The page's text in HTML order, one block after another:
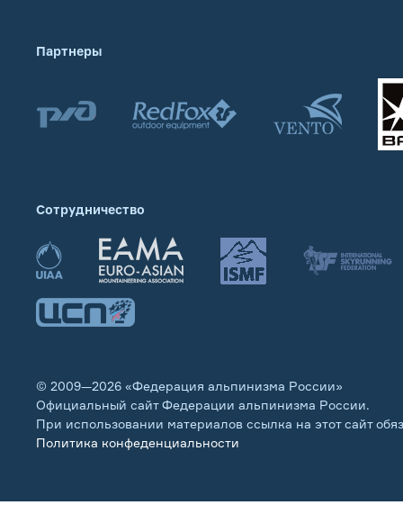
Партнеры
Сотрудничество
© 2009—2026 «Федерация альпинизма России»
Официальный сайт Федерации альпинизма России.
При использовании материалов ссылка на этот сайт
Политика конфеденциальности